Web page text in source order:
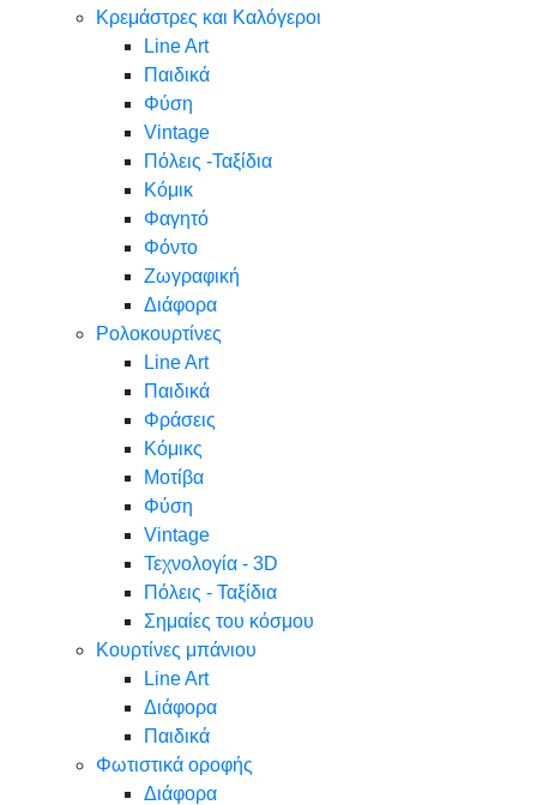
Κρεμάστρες και Καλόγεροι
Line Art
Παιδικά
Φύση
Vintage
Πόλεις -Ταξίδια
Κόμικ
Φαγητό
Φόντο
Ζωγραφική
Διάφορα
Ρολοκουρτίνες
Line Art
Παιδικά
Φράσεις
Κόμικς
Μοτίβα
Φύση
Vintage
Τεχνολογία - 3D
Πόλεις - Ταξίδια
Σημαίες του κόσμου
Κουρτίνες μπάνιου
Line Art
Διάφορα
Παιδικά
Φωτιστικά οροφής
Διάφορα